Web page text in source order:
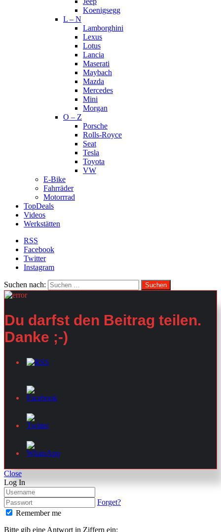
Koenigsegg
L – N
Lamborghini
Lexus
Lotus
Lancia
Maserati
Maybach
Mazda
Mercedes
Mini
Morgan
O – Z
Porsche
Rolls-Royce
Seat
Tesla
Toyota
VW
E-Bike
Fahrräder
Motorrrad
TopDeals
Videos
Werkstätten
RSS
Facebook
Twitter
Instagram
Suchen nach:
Du darfst den Beitrag teilen.
Danke ;-)
Close
Log In
Forget?
Remember me
Bitte gib eine Antwort in Ziffern ein: